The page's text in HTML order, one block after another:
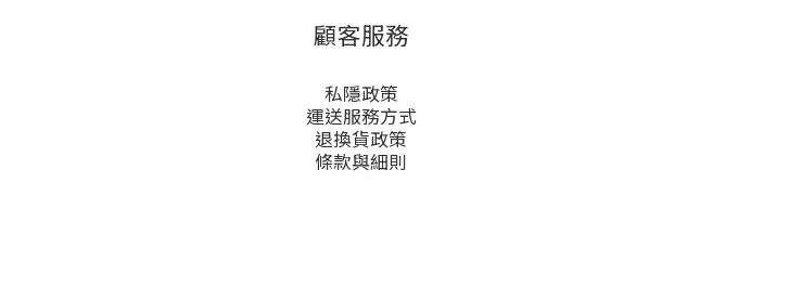
顧客服務
私隱政策
運送服務方式
退換貨政策
條款與細則